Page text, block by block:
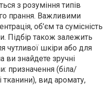
з розуміння типів
прання. Важливими
об’єм та сумісність
Підбір також залежить
чутливої шкіри або для
ви знайдете зручні
призначення (біла/
тканини), вид аромату,